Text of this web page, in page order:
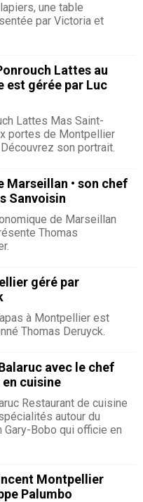
une table
par Victoria et
Lattes au
est gérée par Luc
Lattes Mas Saint-
portes de Montpellier
son portrait.
Marseillan • son chef
Sanvoisin
de Marseillan
Thomas
géré par
à Montpellier est
Thomas Deruyck.
avec le chef
cuisine
Restaurant de cuisine
autour du
Bobo qui officie en
Montpellier
Palumbo